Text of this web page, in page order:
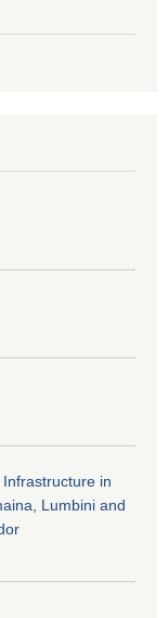
in
Lumbini and